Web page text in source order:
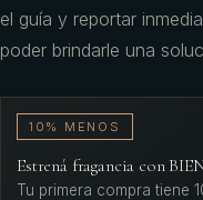
el guía y reportar
poder brindarle una
10% MENOS
Estrená fragancia con
Tu primera compra tiene